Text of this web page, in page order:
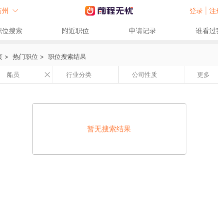
州 登录 | 注
位搜索 附近职位 申请记录 谁看过
> 热门职位 > 职位搜索结果
船员 行业分类 公司性质 更多
暂无搜索结果